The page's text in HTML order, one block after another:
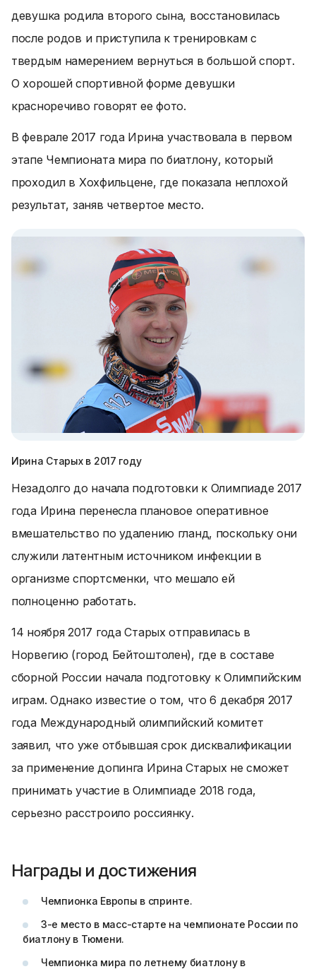
девушка родила второго сына, восстановилась
после родов и приступила к тренировкам с
твердым намерением вернуться в большой спорт.
О хорошей спортивной форме девушки
красноречиво говорят ее фото.
В феврале 2017 года Ирина участвовала в первом
этапе Чемпионата мира по биатлону, который
проходил в Хохфильцене, где показала неплохой
результат, заняв четвертое место.
Ирина Старых в 2017 году
Незадолго до начала подготовки к Олимпиаде 2017
года Ирина перенесла плановое оперативное
вмешательство по удалению гланд, поскольку они
служили латентным источником инфекции в
организме спортсменки, что мешало ей
полноценно работать.
14 ноября 2017 года Старых отправилась в
Норвегию (город Бейтоштолен), где в составе
сборной России начала подготовку к Олимпийским
играм. Однако известие о том, что 6 декабря 2017
года Международный олимпийский комитет
заявил, что уже отбывшая срок дисквалификации
за применение допинга Ирина Старых не сможет
принимать участие в Олимпиаде 2018 года,
серьезно расстроило россиянку.
Награды и достижения
Чемпионка Европы в спринте.
3-е место в масс-старте на чемпионате России по
биатлону в Тюмени.
Чемпионка мира по летнему биатлону в